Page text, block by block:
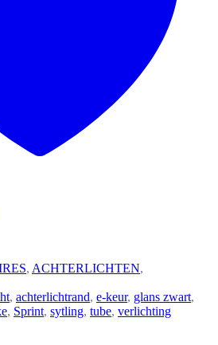
, ACHTERLICHTEN,
, achterlichtrand, e-keur, glans zwart,
, Sprint, sytling, tube, verlichting